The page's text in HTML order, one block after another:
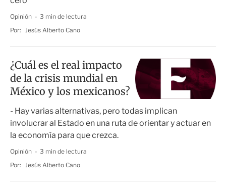
Opinión
3 min de lectura
Por: Jesús Alberto Cano
¿Cuál es el real impacto
de la crisis mundial en
México y los mexicanos?
- Hay varias alternativas, pero todas implican
involucrar al Estado en una ruta de orientar y actuar en
la economía para que crezca.
Opinión
3 min de lectura
Por: Jesús Alberto Cano